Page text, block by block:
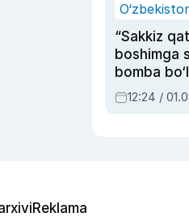
“Sakkiz
boshimga
bomba
Oripovni
12:24 /
Reklama